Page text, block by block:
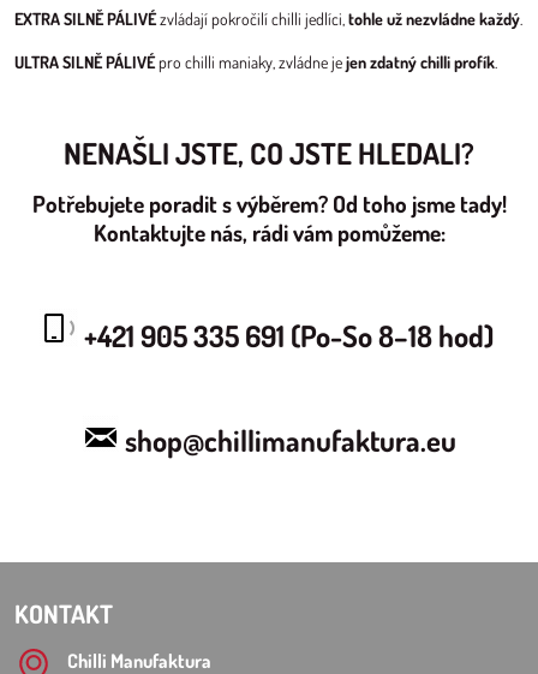
EXTRA SILNĚ PÁLIVÉzvládají pokročilí chilli jedlíci, tohle už nezvládne každý
ULTRA SILNĚ PÁLIVÉpro chilli maniaky, zvládne jejen zdatný chilli profík
NENAŠLI JSTE, CO JSTE HLEDALI?
Potřebujete poradit s výběrem? Od toho jsme tady!
Kontaktujte nás, rádi vám pomůžeme:
+421 905 335 691 (Po-So 8–18 hod)
shop@chillimanufaktura.eu
KONTAKT
Chilli Manufaktura